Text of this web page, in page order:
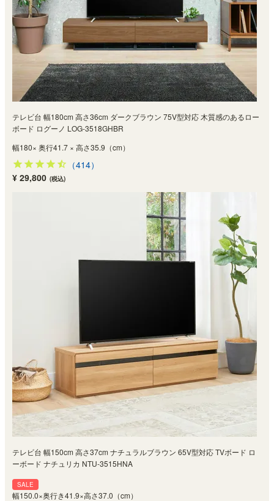
テレビ台 幅180cm 高さ36cm ダークブラウン 75V型対応 木質感のあるロー
ボード ログーノ LOG-3518GHBR
幅180× 奥行41.7 × 高さ35.9（cm）
（414）
¥ 29,800 (税込)
テレビ台 幅150cm 高さ37cm ナチュラルブラウン 65V型対応 TVボード ロ
ーボード ナチュリカ NTU-3515HNA
SALE
幅150.0×奥行き41.9×高さ37.0（cm）